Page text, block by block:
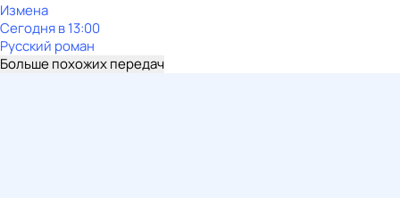
Измена
Сегодня в 13:00
Русский роман
Больше похожих передач